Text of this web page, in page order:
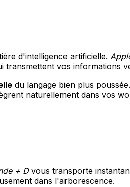
d'intelligence artificielle.
vos informations
du langage bien plus
naturellement dans vos
+ Dvous transporte
dans l'arborescence.